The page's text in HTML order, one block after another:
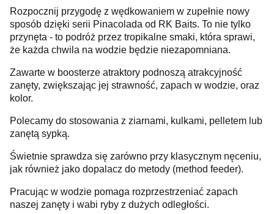
Rozpocznij przygodę z wędkowaniem w zupełnie nowy
sposób dzięki serii Pinacolada od RK Baits. To nie tylko
przynęta - to podróż przez tropikalne smaki, która sprawi,
że każda chwila na wodzie będzie niezapomniana.
Zawarte w boosterze atraktory podnoszą atrakcyjność
zanęty, zwiększając jej strawność, zapach w wodzie, oraz
kolor.
Polecamy do stosowania z ziarnami, kulkami, pelletem lub
zanętą sypką.
Świetnie sprawdza się zarówno przy klasycznym nęceniu,
jak również jako dopalacz do metody (method feeder).
Pracując w wodzie pomaga rozprzestrzeniać zapach
naszej zanęty i wabi ryby z dużych odległości.